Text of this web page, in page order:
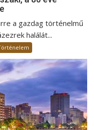
a gazdag történelmű
halálát...